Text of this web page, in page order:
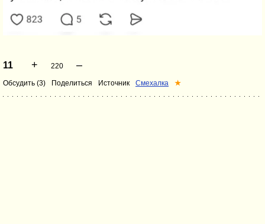
11 + 220 –
Обсудить (3) Поделиться Источник Смехалка ★